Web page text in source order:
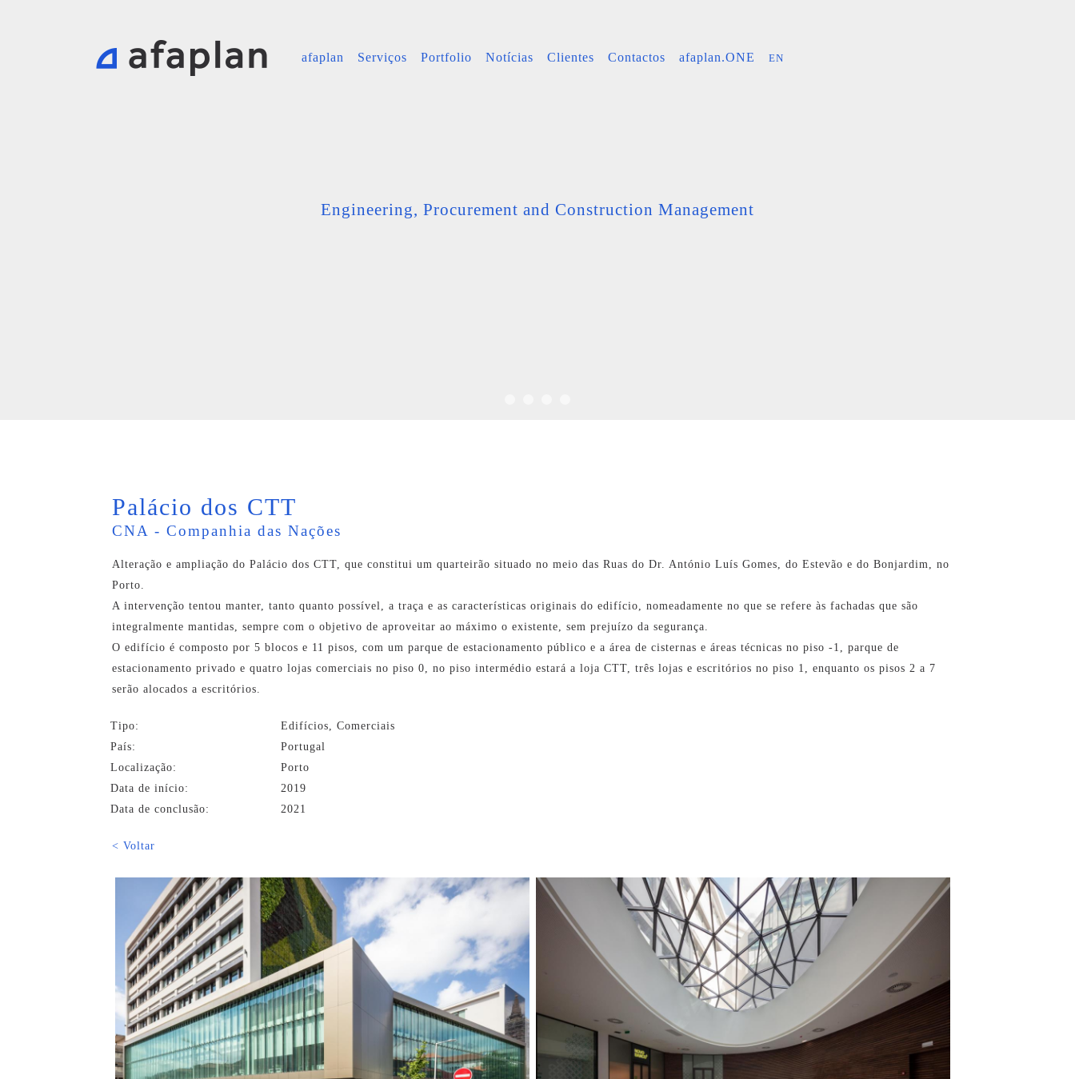
afaplan Serviços Portfolio Notícias Clientes Contactos afaplan.ONE EN
Engineering, Procurement and Construction Management
Palácio dos CTT
CNA - Companhia das Nações
Alteração e ampliação do Palácio dos CTT, que constitui um quarteirão situado no meio das Ruas do Dr. António Luís Gomes, do Estevão e do Bonjardim, no
Porto.
A intervenção tentou manter, tanto quanto possível, a traça e as características originais do edifício, nomeadamente no que se refere às fachadas que são
integralmente mantidas, sempre com o objetivo de aproveitar ao máximo o existente, sem prejuízo da segurança.
O edifício é composto por 5 blocos e 11 pisos, com um parque de estacionamento público e a área de cisternas e áreas técnicas no piso -1, parque de
estacionamento privado e quatro lojas comerciais no piso 0, no piso intermédio estará a loja CTT, três lojas e escritórios no piso 1, enquanto os pisos 2 a 7
serão alocados a escritórios.
Tipo:
Edifícios, Comerciais
País:
Portugal
Localização:
Porto
Data de início:
2019
Data de conclusão:
2021
< Voltar